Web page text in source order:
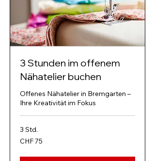
3 Stunden im offenem
Nähatelier buchen
Offenes Nähatelier in Bremgarten –
Ihre Kreativität im Fokus
3 Std.
75
Schweizer
CHF 75